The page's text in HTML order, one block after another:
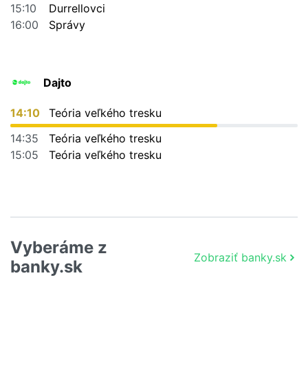
15:10
Durrellovci
16:00
Správy
Dajto
14:10
Teória veľkého tresku
14:35
Teória veľkého tresku
15:05
Teória veľkého tresku
Vyberáme z
banky.sk
Zobraziť banky.sk